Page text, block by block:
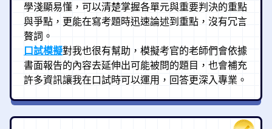
學淺顯易懂，可以清楚掌握各單元與重要判決的重點
與爭點，更能在寫考題時迅速論述到重點，沒有冗言
贅詞。
口試模擬對我也很有幫助，模擬考官的老師們會依據
書面報告的內容去延伸出可能被問的題目，也會補充
許多資訊讓我在口試時可以運用，回答更深入專業。